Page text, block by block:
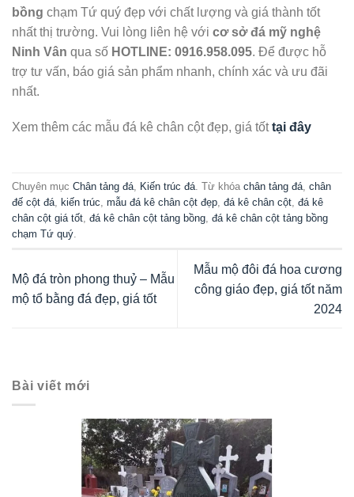
bồng chạm Tứ quý đẹp với chất lượng và giá thành tốt
nhất thị trường. Vui lòng liên hệ với cơ sở đá mỹ nghệ
Ninh Vân qua số HOTLINE: 0916.958.095. Để được hỗ
trợ tư vấn, báo giá sản phẩm nhanh, chính xác và ưu đãi
nhất.
Xem thêm các mẫu đá kê chân cột đẹp, giá tốttại đây
Chuyên mục Chân tảng đá Kiến trúc đá . Từ khóa chân tảng đá chân
đế cột đá kiến trúc mẫu đá kê chân cột đẹp đá kê chân cột đá kê
chân cột giá tốt đá kê chân cột tảng bồng đá kê chân cột tảng bồng
chạm Tứ quý
Mộ đá tròn phong thuỷ – Mẫu
mộ tổ bằng đá đẹp, giá tốt
Mẫu mộ đôi đá hoa cương
công giáo đẹp, giá tốt năm
2024
Bài viết mới